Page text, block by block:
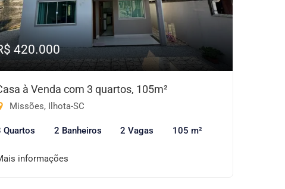
420.000
à Venda com 3 quartos, 105m²
Missões, Ilhota-SC
Quartos 2 Banheiros 2 Vagas 105 m²
informações